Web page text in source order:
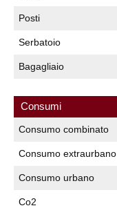
Posti
Serbatoio
Bagagliaio
Consumi
Consumo combinato
Consumo extraurbano
Consumo urbano
Co2